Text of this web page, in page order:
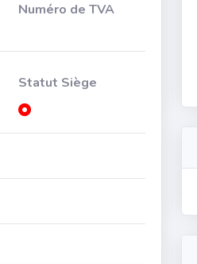
Numéro de TVA
Statut Siège